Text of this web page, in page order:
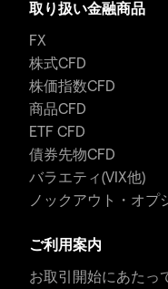
取り扱い金融商品
FX
株式CFD
株価指数CFD
商品CFD
ETF CFD
債券先物CFD
バラエティ(VIX他)
ノックアウト・オプ
ご利用案内
お取引開始にあたっ